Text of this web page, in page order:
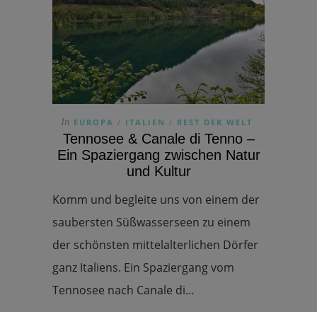
In EUROPA / ITALIEN / REST DER WELT
Tennosee & Canale di Tenno –
Ein Spaziergang zwischen Natur
und Kultur
Komm und begleite uns von einem der
saubersten Süßwasserseen zu einem
der schönsten mittelalterlichen Dörfer
ganz Italiens. Ein Spaziergang vom
Tennosee nach Canale di…